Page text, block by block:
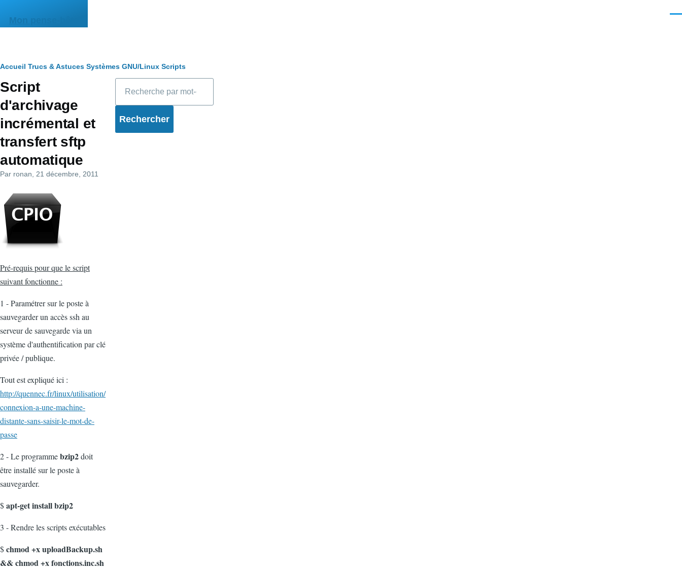
Mon pense-bête
Fil
d'Ariane
Accueil Trucs & Astuces Systèmes GNU/Linux Scripts
Script
d'archivage
incrémental et
transfert sftp
automatique
Par ronan , 21 décembre, 2011
Pré-requis pour que le script
suivant fonctionne :
1 - Paramétrer sur le poste à
sauvegarder un accès ssh au
serveur de sauvegarde via un
système d'authentification par clé
privée / publique.
Tout est expliqué ici :
http://quennec.fr/linux/utilisation/
connexion-a-une-machine-
distante-sans-saisir-le-mot-de-
passe
2 - Le programmebzip2doit
être installé sur le poste à
sauvegarder.
$apt-get install bzip2
3 - Rendre les scripts exécutables
$chmod +x uploadBackup.sh
&& chmod +x fonctions.inc.sh